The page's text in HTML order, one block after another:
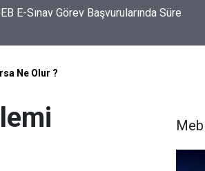
En Çok Öğretmen Aradığı 15 Branş!
Ne Olur ?